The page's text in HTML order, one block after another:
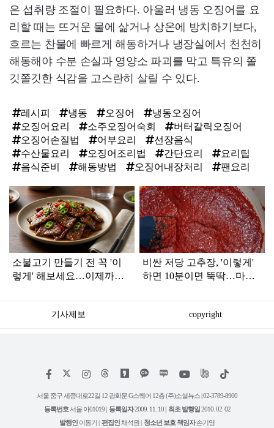
은 섭취량 조절이 필요하다. 아울러 냉동 오징어를 요
리할 때는 뜨거운 물에 삶거나 상온에 방치하기보다,
흐르는 찬물에 빠르게 해동하거나 냉장실에서 천천히
해동해야 수분 손실과 영양소 파괴를 막고 특유의 쫄
깃쫄깃한 식감을 고스란히 살릴 수 있다.
레시피 냉동 오징어
냉동오징어
오징어요리
소주오징어숙회
버터갈릭오징어
오징어손질법
어부요리
선장음식
수산물요리
오징어조리법 간단요리
요리팁
음식준비
해동방법 오징어내장처리 팬요리
탑
라
인
소불고기 만들기 전 꼭 '이
렇게' 해보세요…이제까지
비싼 저당 고추장, '이렇게'
하면 10분이면 뚝딱…마트
기사제보 copyright
페
스
인
타
램
위
트
유
튜
틱
서울 중구 세종대로22길 12 광화문 G스퀘어 12층 (주)소셜뉴스 | 02-3789-8900
등록번호 서울 아01019 | 등록일자2009. 11. 10 | 최초 발행일2010. 02. 02
발행인 이동기 | 편집인채석원 | 청소년 보호 책임자손기영